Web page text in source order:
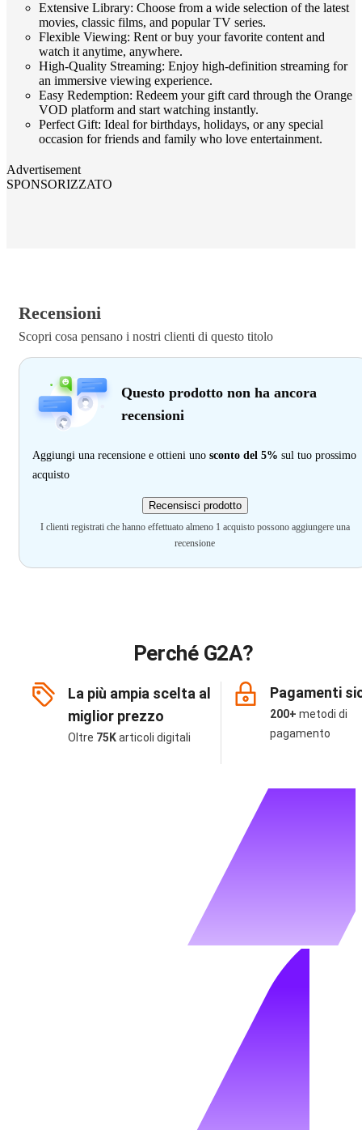
Extensive Library: Choose from a wide selection of the latest
movies, classic films, and popular TV series.
Flexible Viewing: Rent or buy your favorite content and
watch it anytime, anywhere.
High-Quality Streaming: Enjoy high-definition streaming for
an immersive viewing experience.
Easy Redemption: Redeem your gift card through the Orange
VOD platform and start watching instantly.
Perfect Gift: Ideal for birthdays, holidays, or any special
occasion for friends and family who love entertainment.
Advertisement
SPONSORIZZATO
Recensioni
Scopri cosa pensano i nostri clienti di questo titolo
Questo prodotto non ha ancora
recensioni
Aggiungi una recensione e ottieni uno sconto del 5% sul tuo prossimo
acquisto
Recensisci prodotto
I clienti registrati che hanno effettuato almeno 1 acquisto possono aggiungere una
recensione
Perché G2A?
La più ampia scelta al
miglior prezzo
Oltre 75Karticoli digitali
Pagamenti
200+ metodi di
pagamento